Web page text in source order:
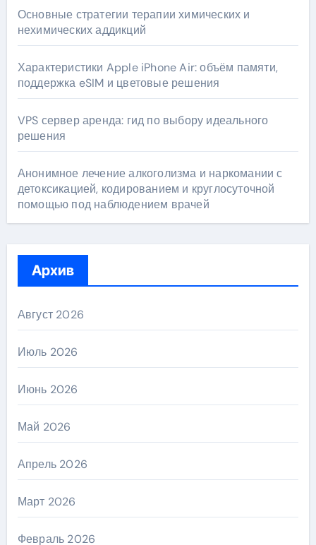
Основные стратегии терапии химических и
нехимических аддикций
Характеристики Apple iPhone Air: объём памяти,
поддержка eSIM и цветовые решения
VPS сервер аренда: гид по выбору идеального
решения
Анонимное лечение алкоголизма и наркомании с
детоксикацией, кодированием и круглосуточной
помощью под наблюдением врачей
Архив
Август 2026
Июль 2026
Июнь 2026
Май 2026
Апрель 2026
Март 2026
Февраль 2026